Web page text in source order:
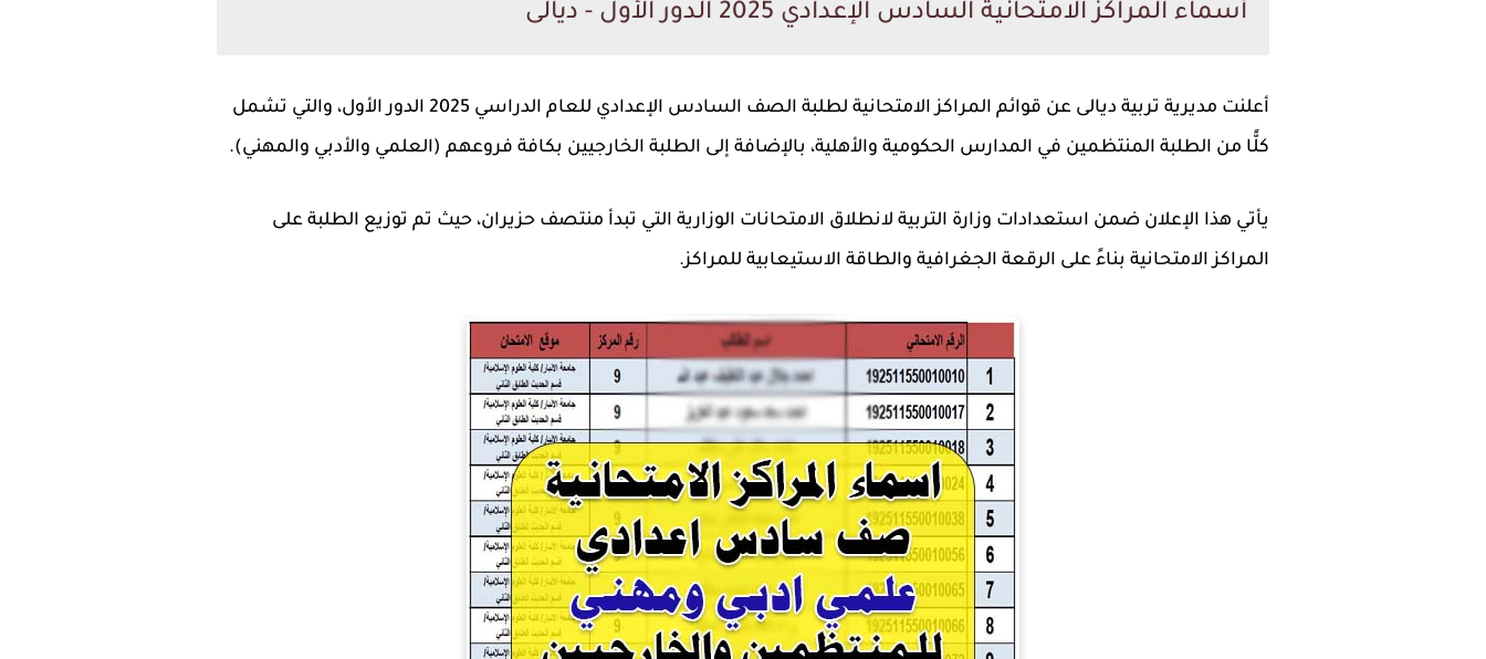
أسماء المراكز الامتحانية السادس الإعدادي 2025 الدور الأول - ديالى
أعلنت مديرية تربية ديالى عن قوائم المراكز الامتحانية لطلبة الصف السادس الإعدادي للعام الدراسي 2025 الدور الأول
، والتي تشمل
كلًّا من الطلبة المنتظمين في المدارس الحكومية والأهلية، بالإضافة إلى الطلبة الخارجيين بكافة فروعهم (العلمي والأدبي والمهني).
يأتي هذا الإعلان ضمن استعدادات وزارة التربية لانطلاق الامتحانات الوزارية التي تبدأ منتصف حزيران، حيث تم توزيع الطلبة على
المراكز الامتحانية بناءً على الرقعة الجغرافية والطاقة الاستيعابية للمراكز.